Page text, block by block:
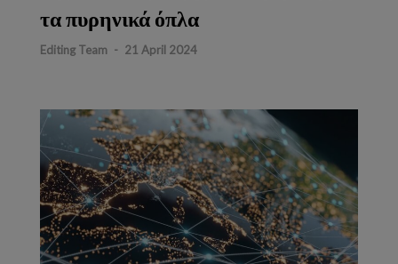
τα πυρηνικά όπλα
Editing Team - 21 April 2024